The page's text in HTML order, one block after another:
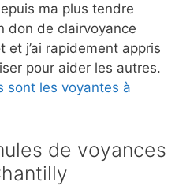
ma plus tendre
don de clairvoyance
et j’ai rapidement appris
pour aider les autres.
sont les voyantes à
de voyances